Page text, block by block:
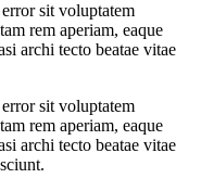
sit voluptatem
rem aperiam, eaque
archi tecto beatae vitae
sit voluptatem
rem aperiam, eaque
archi tecto beatae vitae